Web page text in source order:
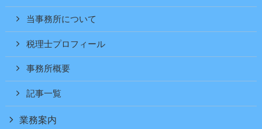
当事務所について
税理士プロフィール
事務所概要
記事一覧
業務案内